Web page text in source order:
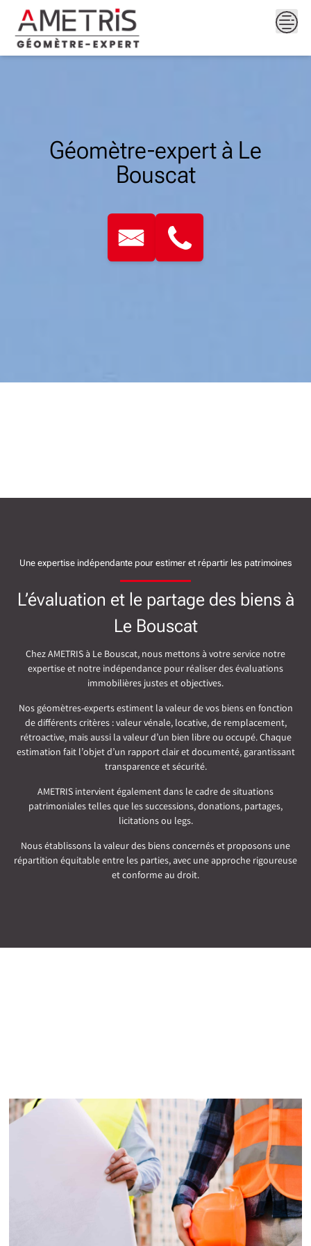
content
Géomètre-expert à Le
Bouscat
Une expertise indépendante pour estimer et répartir les patrimoines
L’évaluation et le partage des biens à
Le Bouscat
Chez AMETRIS à Le Bouscat, nous mettons à votre service notre
expertise et notre indépendance pour réaliser des évaluations
immobilières justes et objectives.
Nos géomètres-experts estiment la valeur de vos biens en fonction
de différents critères : valeur vénale, locative, de remplacement,
rétroactive, mais aussi la valeur d’un bien libre ou occupé. Chaque
estimation fait l’objet d’un rapport clair et documenté, garantissant
transparence et sécurité.
AMETRIS intervient également dans le cadre de situations
patrimoniales telles que les successions, donations, partages,
licitations ou legs.
Nous établissons la valeur des biens concernés et proposons une
répartition équitable entre les parties, avec une approche rigoureuse
et conforme au droit.